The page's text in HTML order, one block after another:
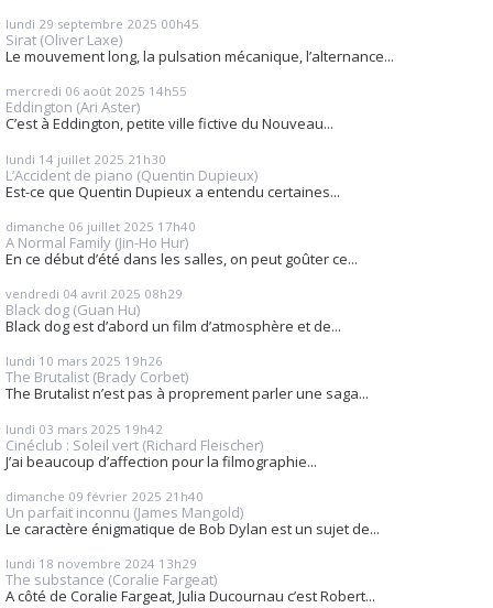
lundi 29 septembre 2025 00h45
Sirat (Oliver Laxe)
Le mouvement long, la pulsation mécanique, l’alternance...
mercredi 06 août 2025 14h55
Eddington (Ari Aster)
C’est à Eddington, petite ville fictive du Nouveau...
lundi 14 juillet 2025 21h30
L’Accident de piano (Quentin Dupieux)
Est-ce que Quentin Dupieux a entendu certaines...
dimanche 06 juillet 2025 17h40
A Normal Family (Jin-Ho Hur)
En ce début d’été dans les salles, on peut goûter ce...
vendredi 04 avril 2025 08h29
Black dog (Guan Hu)
Black dog est d’abord un film d’atmosphère et de...
lundi 10 mars 2025 19h26
The Brutalist (Brady Corbet)
The Brutalist n’est pas à proprement parler une saga...
lundi 03 mars 2025 19h42
Cinéclub : Soleil vert (Richard Fleischer)
J’ai beaucoup d’affection pour la filmographie...
dimanche 09 février 2025 21h40
Un parfait inconnu (James Mangold)
Le caractère énigmatique de Bob Dylan est un sujet de...
lundi 18 novembre 2024 13h29
The substance (Coralie Fargeat)
A côté de Coralie Fargeat, Julia Ducournau c’est Robert...